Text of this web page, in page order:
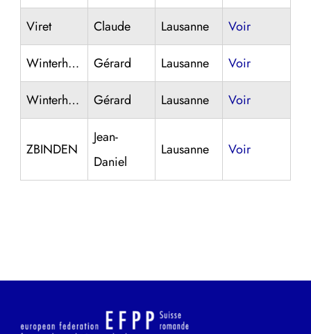
Viret Claude Lausanne Voir
Winterhalter Gérard Lausanne Voir
Winterhalter Gérard Lausanne Voir
ZBINDEN
Jean-
Daniel
Lausanne Voir